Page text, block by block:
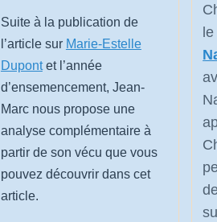
Suite à la publication de
l’article sur Marie-Estelle
Dupontet l’année
d’ensemencement, Jean-
Marc nous propose une
analyse complémentaire à
partir de son vécu que vous
pouvez découvrir dans cet
article.